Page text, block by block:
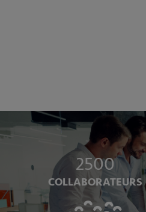
2500
COLLABORATEURS